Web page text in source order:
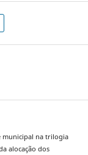
municipal na trilogia
alocação dos